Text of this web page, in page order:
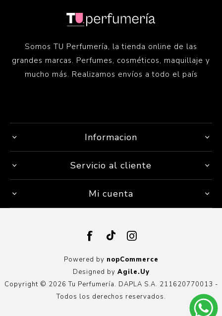
Somos TU Perfumería, la tienda online de las
grandes marcas. Perfumes, cosméticos, maquillaje y
mucho más. Realizamos envíos a todo el país
Informacion
Servicio al cliente
Mi cuenta
Powered by nopCommerce
Designed by Agile.Uy
Copyright © 2026 Tu Perfumería. DAPLA S.A. 211620770013 -
Todos los derechos reservados.